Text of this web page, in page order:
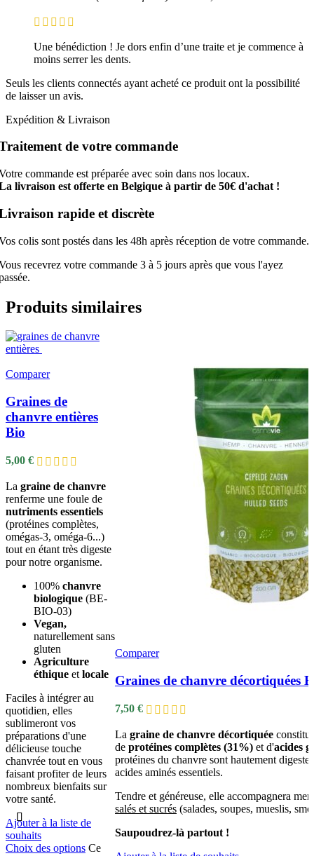
Une bénédiction ! Je dors enfin d’une traite et je commence à
moins serrer les dents.
Seuls les clients connectés ayant acheté ce produit ont la possibilité
de laisser un avis.
Expédition & Livraison
de votre commande
commande est préparée avec soin dans nos locaux.
livraison est offerte en Belgique à partir de 50€ d'achat !
rapide et discrète
colis sont postés dans les 48h après réception de votre commande.
recevrez votre commande 3 à 5 jours après que vous l'ayez
Produits similaires
Comparer
Graines de
chanvre entières
Bio
5,00 €
La graine de chanvre
renferme une foule de
nutriments essentiels
(protéines complètes,
omégas-3, oméga-6...)
tout en étant très digeste
pour notre organisme.
100% chanvre
biologique (BE-
BIO-03)
Vegan,
naturellement sans
gluten
Agriculture
éthique et locale
Faciles à intégrer au
quotidien, elles
sublimeront vos
préparations d'une
délicieuse touche
chanvrée tout en vous
faisant profiter de leurs
nombreux bienfaits sur
votre santé.
Ajouter à la liste de
souhaits
Choix des options Ce
Comparer
Graines de chanvre décortiquées
7,50 €
La graine de chanvre décortiquée
de protéines complètes (31%) et d'acides
protéines du chanvre sont hautement
acides aminés essentiels.
Tendre et généreuse, elle accompagnera
salés et sucrés (salades, soupes, mueslis,
Saupoudrez-là partout !